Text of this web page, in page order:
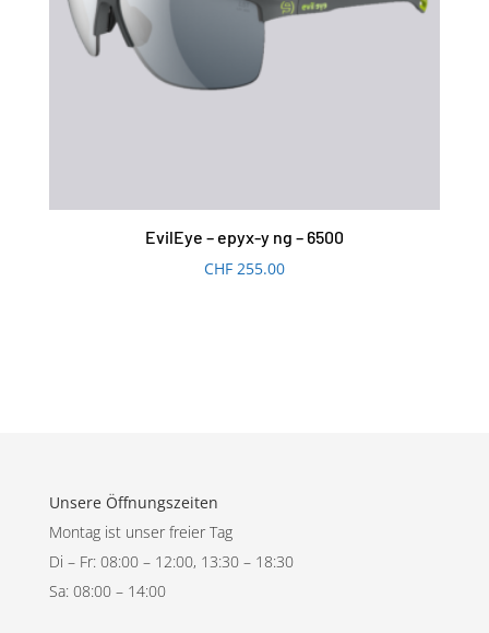
EvilEye – epyx-y ng – 6500
CHF255.00
Unsere Öffnungszeiten
Montag ist unser freier Tag
Di – Fr: 08:00 – 12:00, 13:30 – 18:30
Sa: 08:00 – 14:00